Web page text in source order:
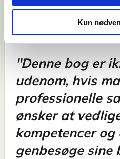
Kun
"Denne bog er
udenom, hvis
professionelle
ønsker at
kompetencer og
genbesøge